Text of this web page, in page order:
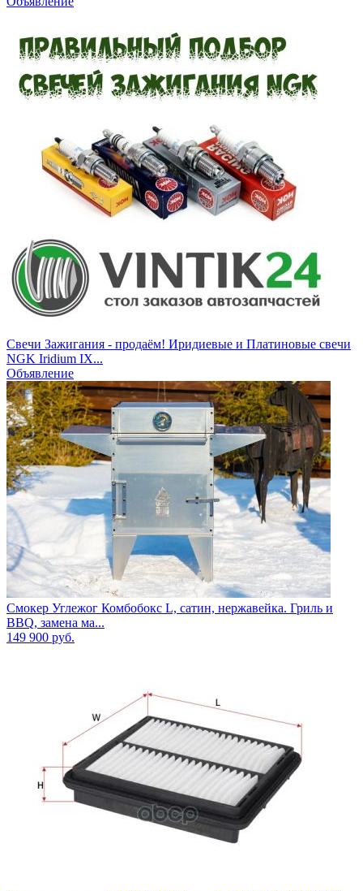
Свечи Зажигания - продаём! Иридиевые и Платиновые свечи
NGK Iridium IX...
Объявление
Смокер Углежог Комбобокс L, сатин, нержавейка. Гриль и
BBQ, замена ма...
149 900 руб.